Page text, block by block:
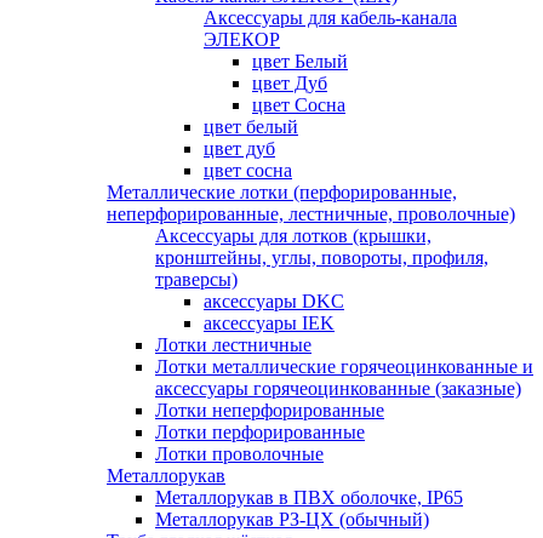
Аксессуары для кабель-канала
ЭЛЕКОР
цвет Белый
цвет Дуб
цвет Сосна
цвет белый
цвет дуб
цвет сосна
Металлические лотки (перфорированные,
неперфорированные, лестничные, проволочные)
Аксессуары для лотков (крышки,
кронштейны, углы, повороты, профиля,
траверсы)
аксессуары DKC
аксессуары IEK
Лотки лестничные
Лотки металлические горячеоцинкованные и
аксессуары горячеоцинкованные (заказные)
Лотки неперфорированные
Лотки перфорированные
Лотки проволочные
Металлорукав
Металлорукав в ПВХ оболочке, IP65
Металлорукав РЗ-ЦХ (обычный)